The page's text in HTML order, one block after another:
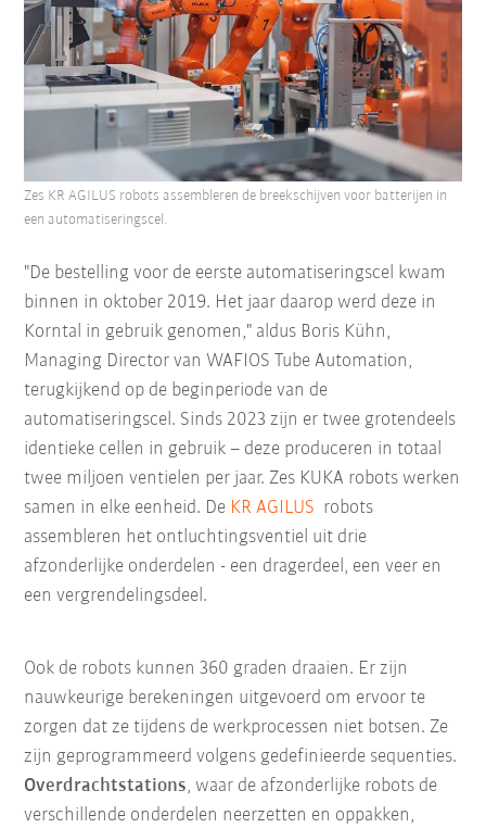
"De bestelling voor de eerste automatiseringscel kwam
binnen in oktober 2019. Het jaar daarop werd deze in
Korntal in gebruik genomen," aldus Boris Kühn,
Managing Director van WAFIOS Tube Automation,
terugkijkend op de beginperiode van de
automatiseringscel. Sinds 2023 zijn er twee grotendeels
identieke cellen in gebruik – deze produceren in totaal
twee miljoen ventielen per jaar. Zes KUKA robots werken
samen in elke eenheid. De KR AGILUS robots
assembleren het ontluchtingsventiel uit drie
afzonderlijke onderdelen - een dragerdeel, een veer en
een vergrendelingsdeel.
Zes KR AGILUS robots assembleren de breekschijven voor batterijen in
een automatiseringscel.
Ook de robots kunnen 360 graden draaien. Er zijn
nauwkeurige berekeningen uitgevoerd om ervoor te
zorgen dat ze tijdens de werkprocessen niet botsen. Ze
zijn geprogrammeerd volgens gedefinieerde sequenties.
Overdrachtstations, waar de afzonderlijke robots de
verschillende onderdelen neerzetten en oppakken,